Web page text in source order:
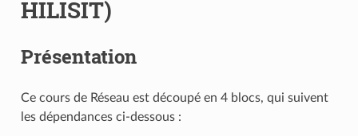
HILISIT)
Présentation
Ce cours de Réseau est découpé en 4 blocs, qui suivent
les dépendances ci-dessous :